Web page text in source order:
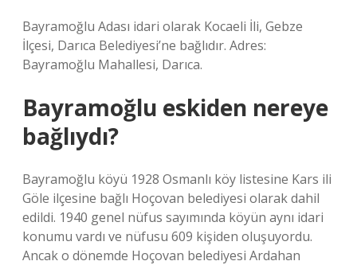
Bayramoğlu Adası idari olarak Kocaeli İli, Gebze
İlçesi, Darıca Belediyesi’ne bağlıdır. Adres:
Bayramoğlu Mahallesi, Darıca.
Bayramoğlu eskiden nereye
bağlıydı?
Bayramoğlu köyü 1928 Osmanlı köy listesine Kars ili
Göle ilçesine bağlı Hoçovan belediyesi olarak dahil
edildi. 1940 genel nüfus sayımında köyün aynı idari
konumu vardı ve nüfusu 609 kişiden oluşuyordu.
Ancak o dönemde Hoçovan belediyesi Ardahan